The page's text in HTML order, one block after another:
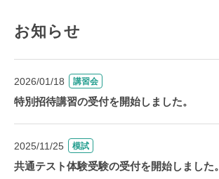
お知らせ
2026/01/18 講習会
特別招待講習の受付を開始しました。
2025/11/25 模試
共通テスト体験受験の受付を開始しました。